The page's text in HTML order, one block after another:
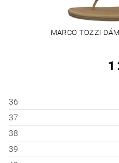
MARCO TOZZI
1
36
37
38
39